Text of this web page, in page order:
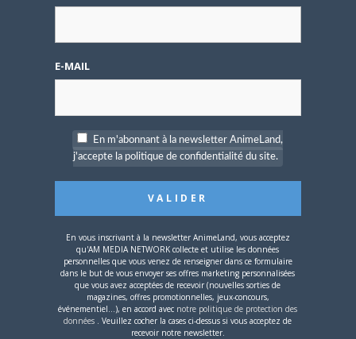
explorant les conflits entre lui et Astro, représentant les
Les fans d’Astro Boyont des attentes variées, mais j’ai
préféré les épisodes plus sérieux et thématiques comme
The Greatest Robot on Earth . À l’époque, je ne savais pas
E-MAIL
En m'abonnant à la newsletter AnimeLand,
j'accepte la politique de confidentialité du site.
En vous inscrivant à la newsletter AnimeLand, vous acceptez
qu'AM MEDIA NETWORK collecte et utilise les données
personnelles que vous venez de renseigner dans ce formulaire
dans le but de vous envoyer ses offres marketing personnalisées
que vous avez acceptées de recevoir (nouvelles sorties de
magazines, offres promotionnelles, jeux-concours,
événementiel...), en accord avec notre politique de protection des
données . Veuillez cocher la cases ci-dessus si vous acceptez de
recevoir notre newsletter.